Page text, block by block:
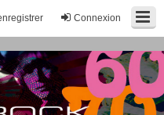
Connexion